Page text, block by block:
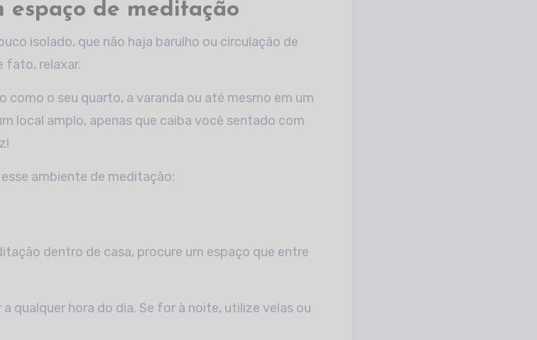
de meditação
isolado, que não haja barulho ou circulação de
fato, relaxar.
como o seu quarto, a varanda ou até mesmo em um
local amplo, apenas que caiba você sentado com
ambiente de meditação:
dentro de casa, procure um espaço que entre
qualquer hora do dia. Se for à noite, utilize velas ou